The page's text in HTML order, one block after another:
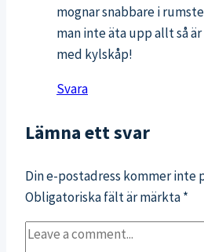
mognar snabbare i
man inte äta upp allt så
med kylskåp!
Svara
Lämna ett svar
Din e-postadress kommer inte
Obligatoriska fält är märkta*